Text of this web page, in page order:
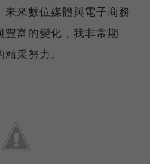
來數位媒體與電子商務
富的變化，我非常期
采努力。